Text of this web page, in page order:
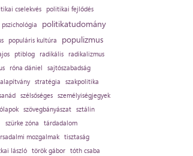
cselekvés
politikai fejlődés
politikatudomány
populáris kultúra populizmus
ptiblog radikális
radikalizmus
róna dániel
sajtószabadság
stratégia
szakpolitika
szélsőséges személyiségjegyek
szövegbányászat sztálin
szürke zóna
tárdadalom
mozgalmak tisztaság
lászló török gábor tóth csaba